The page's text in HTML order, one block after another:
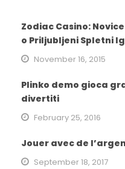
Zodiac Casino:
o Priljubljeni Spletni
November 16, 2015
Plinko demo gioca
divertiti
February 25, 2016
Jouer avec de
September 18, 2017